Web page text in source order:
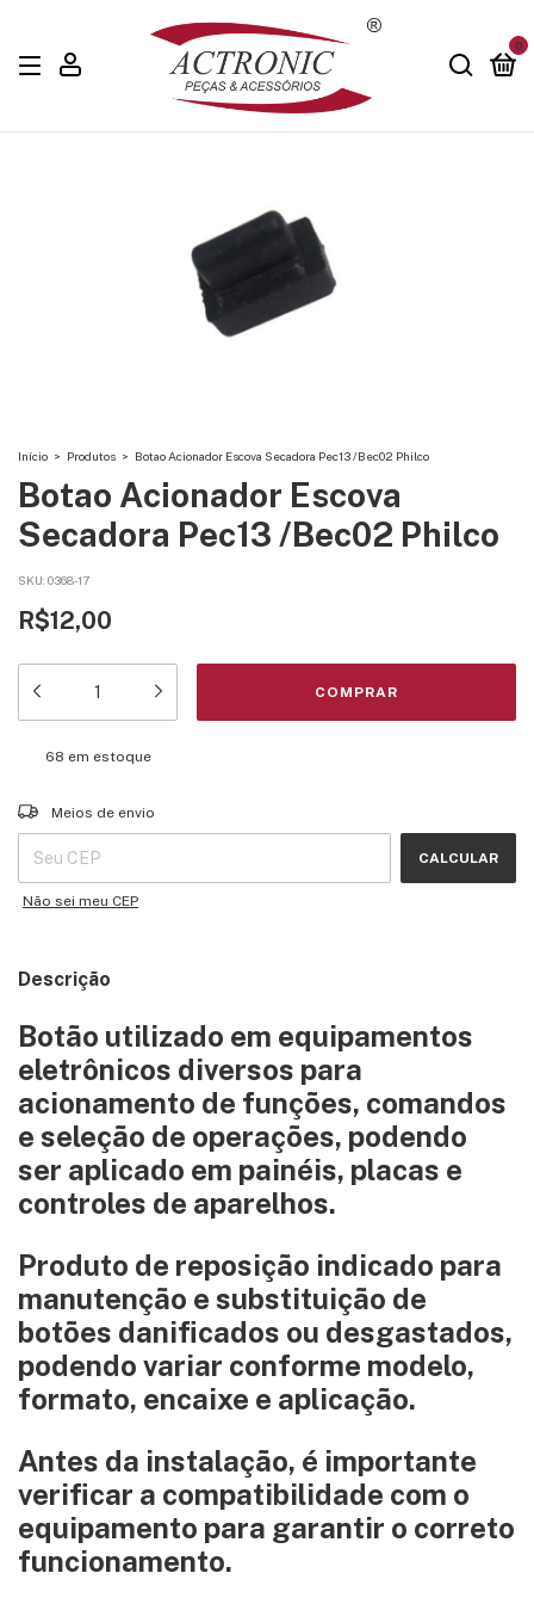
0
Início > Produtos > Botao Acionador Escova Secadora Pec13 /Bec02 Philco
Botao Acionador Escova
Secadora Pec13 /Bec02 Philco
SKU: 0368-17
R$12,00
68 em estoque
Entregas para o CEP:
Meios de envio
CALCULAR
Não sei meu CEP
Descrição
Botão utilizado em equipamentos
eletrônicos diversos para
acionamento de funções, comandos
e seleção de operações, podendo
ser aplicado em painéis, placas e
controles de aparelhos.
Produto de reposição indicado para
manutenção e substituição de
botões danificados ou desgastados,
podendo variar conforme modelo,
formato, encaixe e aplicação.
Antes da instalação, é importante
verificar a compatibilidade com o
equipamento para garantir o correto
funcionamento.